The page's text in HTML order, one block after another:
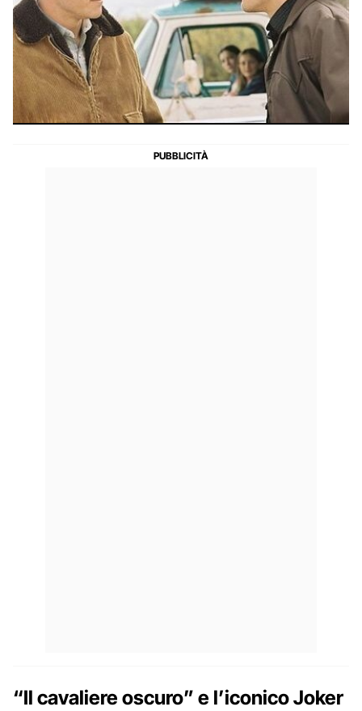
“Il cavaliere oscuro” e l’iconico Joker